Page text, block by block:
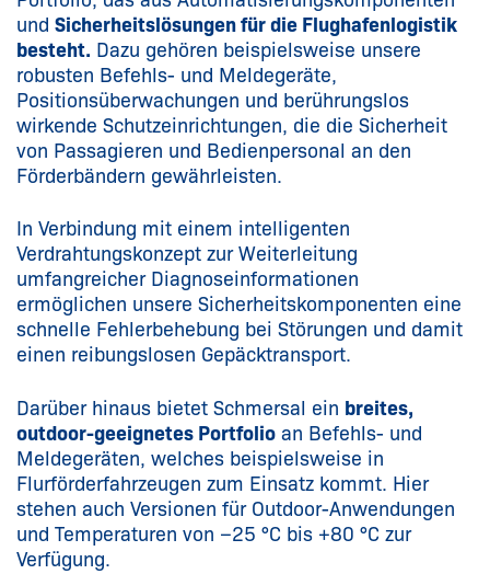
und Sicherheitslösungen für die Flughafenlogistik
besteht. Dazu gehören beispielsweise unsere
robusten Befehls- und Meldegeräte,
Positionsüberwachungen und berührungslos
wirkende Schutz­einrichtungen, die die Sicherheit
von Passagieren und Bedienpersonal an den
Förderbändern gewährleisten.
In Verbindung mit einem intelligenten
Verdrahtungskonzept zur Weiterleitung
umfangreicher Diagnoseinformationen
ermöglichen unsere Sicherheits­komponenten eine
schnelle Fehlerbehebung bei Störungen und damit
einen reibungslosen Gepäcktransport.
Darüber hinaus bietet Schmersal ein breites,
outdoor-geeignetes Portfolio an Befehls- und
Meldegeräten, welches beispielsweise in
Flurförderfahrzeugen zum Einsatz kommt. Hier
stehen auch Versionen für Outdoor-Anwendungen
und Temperaturen von −25 °C bis +80 °C zur
Verfügung.